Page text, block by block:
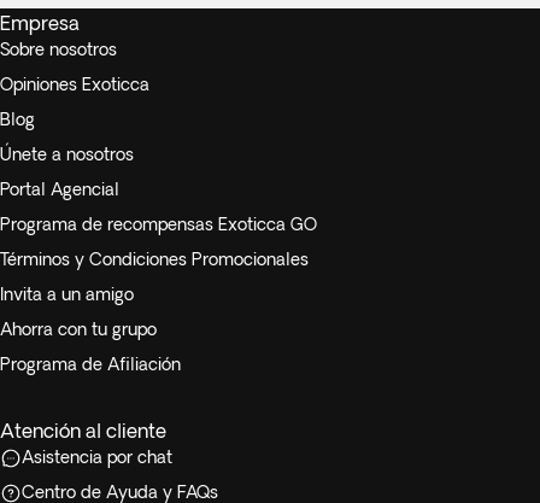
Empresa
Sobre nosotros
Opiniones Exoticca
Blog
Únete a nosotros
Portal Agencial
Programa de recompensas Exoticca GO
Términos y Condiciones Promocionales
Invita a un amigo
Ahorra con tu grupo
Programa de Afiliación
Atención al cliente
Asistencia por chat
Centro de Ayuda y FAQs